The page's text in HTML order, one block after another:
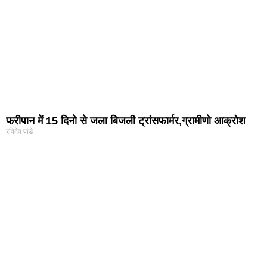
फरीपान में 15 दिनो से जला बिजली ट्रांसफार्मर,ग्रामीणो आक्रोश
रविदेव पांडे